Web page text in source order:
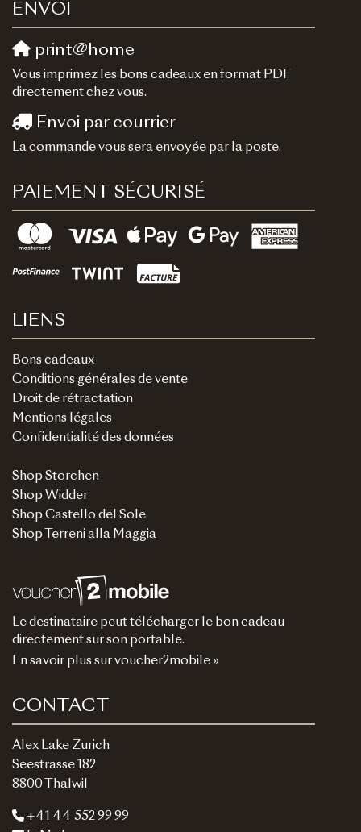
ENVOI
print@home
Vous imprimez les bons cadeaux en format PDF
directement chez vous.
Envoi par courrier
La commande vous sera envoyée par la poste.
PAIEMENT SÉCURISÉ
LIENS
Bons cadeaux
Conditions générales de vente
Droit de rétractation
Mentions légales
Confidentialité des données
Shop Storchen
Shop Widder
Shop Castello del Sole
Shop Terreni alla Maggia
Le destinataire peut télécharger le bon cadeau
directement sur son portable.
En savoir plus sur voucher2mobile »
CONTACT
Alex Lake Zurich
Seestrasse 182
8800 Thalwil
+41 44 552 99 99